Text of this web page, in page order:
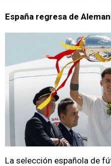
España regresa de
La selección española de